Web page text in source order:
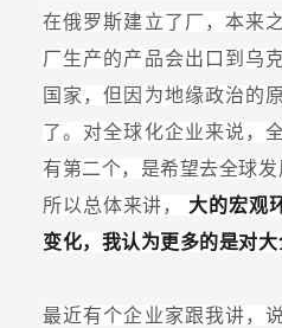
在俄罗斯建立了厂，本来
厂生产的产品会出口到乌
国家，但因为地缘政治的
了。对全球化企业来说，
有第二个，是希望去全球发
所以总体来讲， 大的宏观
变化，我认为更多的是对大
最近有个企业家跟我讲，